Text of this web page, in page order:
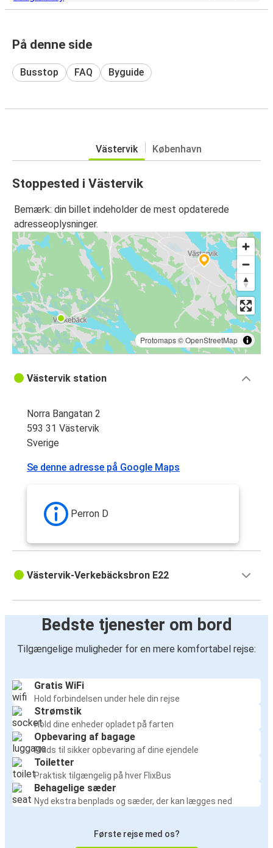
På denne side
Busstop FAQ Byguide
Västervik København
Stoppested i Västervik
Bemærk: din billet indeholder de mest opdaterede
adresseoplysninger.
Protomaps©OpenStreetMap
Västervik station
Norra Bangatan 2
593 31 Västervik
Sverige
Se denne adresse på Google Maps
Perron D
Västervik-Verkebäcksbron E22
Bedste tjenester om bord
Tilgængelige muligheder for en mere komfortabel rejse:
Gratis WiFi
Hold forbindelsen under hele din rejse
Strømstik
Hold dine enheder opladet på farten
Opbevaring af bagage
Plads til sikker opbevaring af dine ejendele
Toiletter
Praktisk tilgængelig på hver FlixBus
Behagelige sæder
Nyd ekstra benplads og sæder, der kan lægges ned
Første rejse med os?